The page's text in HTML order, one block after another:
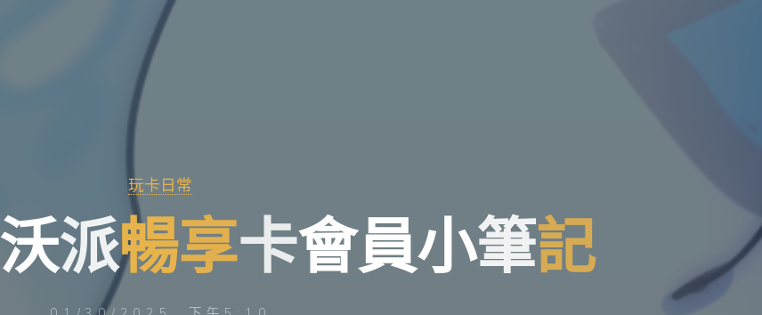
玩卡日常
沃派暢享卡會員小筆記